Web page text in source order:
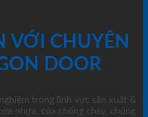
VỚI CHUYÊN
DOOR
trong lĩnh vực sản xuất &
nhựa, của chống cháy, chúng